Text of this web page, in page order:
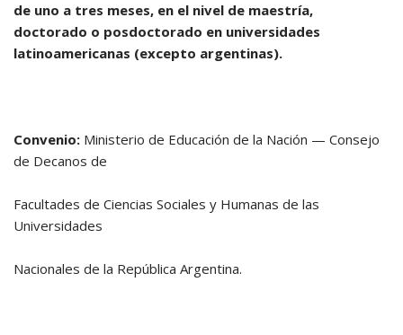
de uno a tres meses, en el nivel de maestría,
doctorado o posdoctorado en universidades
latinoamericanas (excepto argentinas).
Convenio: Ministerio de Educación de la Nación — Consejo
de Decanos de
Facultades de Ciencias Sociales y Humanas de las
Universidades
Nacionales de la República Argentina.